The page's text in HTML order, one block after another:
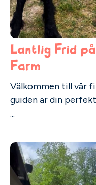
Lantlig Frid
Farm
Välkommen till vår
guiden är din
...